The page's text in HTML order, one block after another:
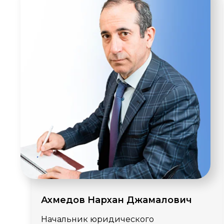
Начальник юридического
Ахмедов Нархан Джамалович